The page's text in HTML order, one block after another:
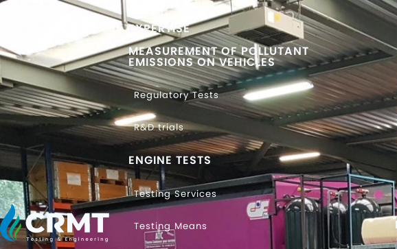
EXPERTISE
MEASUREMENT OF POLLUTANT
EMISSIONS ON VEHICLES
Regulatory Tests
R&D trials
ENGINE TESTS
Testing Services
Testing Means